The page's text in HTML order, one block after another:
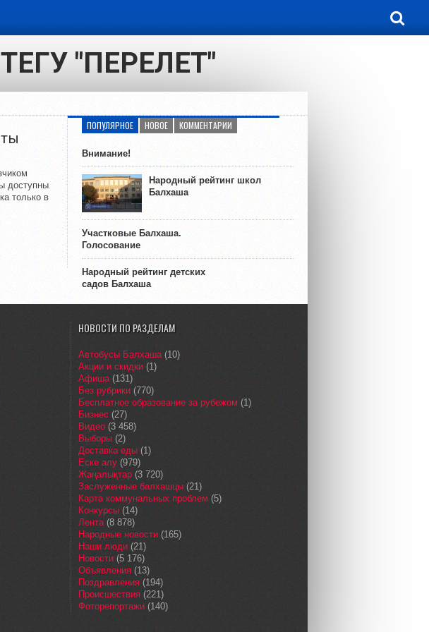
"ПЕРЕЛЕТ"
доступны
только в
ПОПУЛЯРНОЕ НОВОЕ КОММЕНТАРИИ
Внимание!
Народный рейтинг школ
Балхаша
Участковые Балхаша.
Голосование
Народный рейтинг детских
садов Балхаша
НОВОСТИ ПО РАЗДЕЛАМ
Автобусы Балхаша(10)
Акции и скидки (1)
Афиша(131)
Без рубрики (770)
Бесплатное образование за рубежом (1)
Бизнес (27)
Видео (3 458)
Выборы (2)
Доставка еды (1)
Еске алу (979)
Жаңалықтар (3 720)
Заслуженные балхашцы (21)
Карта коммунальных проблем (5)
Конкурсы (14)
Лента(8 878)
Народные новости (165)
Наши люди (21)
Новости (5 176)
Объявления (13)
Поздравления (194)
Происшествия (221)
Фоторепортажи (140)